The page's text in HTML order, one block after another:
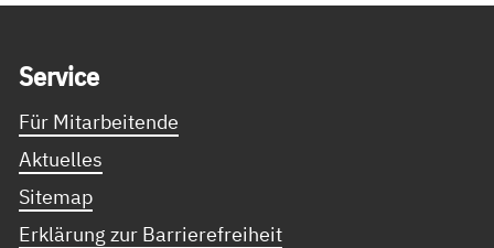
Ser­vice
Für Mitarbeitende
Aktuelles
Sitemap
Erklärung zur Barrierefreiheit